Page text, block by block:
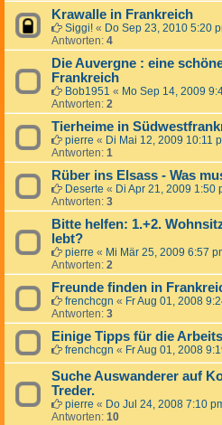
Krawalle in Frankreich
Siggi! « Do Sep 23, 2010 5:20
Antworten: 4
Die Auvergne : eine
Frankreich
Bob1951 « Mo Sep 14, 2009
Antworten: 2
Tierheime in
pierre « Di Mai 12, 2009 10:11
Antworten: 1
Rüber ins Elsass - Was
Deserte « Di Apr 21, 2009 1:50
Antworten: 3
Bitte helfen: 1.+2.
lebt?
pierre « Mi Mär 25, 2009 6:57
Antworten: 2
Freunde finden in
frenchcgn « Fr Aug 01, 2008
Antworten: 3
Einige Tipps für die
frenchcgn « Fr Aug 01, 2008
Suche Auswanderer auf
Treder.
pierre « Do Jul 24, 2008 7:10
Antworten: 10